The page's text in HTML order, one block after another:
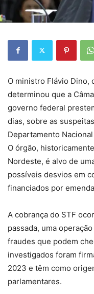
O ministro Flávio Dino,
determinou que a
governo federal
dias, sobre as
Departamento
O órgão,
Nordeste, é alvo de
possíveis desvios em
financiados por
A cobrança do STF
passada, uma
fraudes que podem
investigados foram
2023 e têm como
parlamentares.